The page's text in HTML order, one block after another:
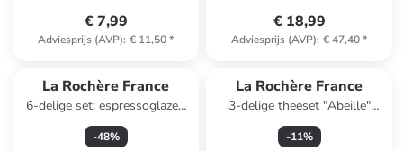
€ 7,99
Adviesprijs (AVP): € 11,50*
€ 18,99
Adviesprijs (AVP): € 47,40*
La Rochère France
6-delige set: espressoglazen
"Troquet" transparant - 100
ml
-48%
La Rochère France
3-delige theeset "Abeille"
transparant/lichtbruin - 280
ml
-11%